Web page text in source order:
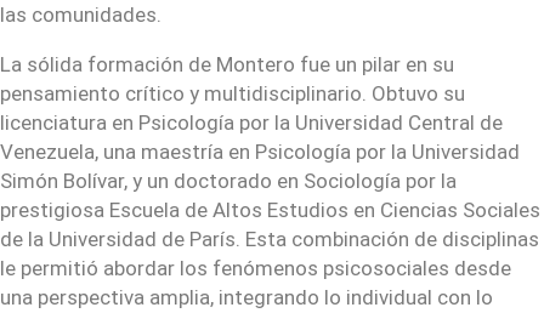
las comunidades.
La sólida formación de Montero fue un pilar en su
pensamiento crítico y multidisciplinario. Obtuvo su
licenciatura en Psicología por la Universidad Central de
Venezuela, una maestría en Psicología por la Universidad
Simón Bolívar, y un doctorado en Sociología por la
prestigiosa Escuela de Altos Estudios en Ciencias Sociales
de la Universidad de París. Esta combinación de disciplinas
le permitió abordar los fenómenos psicosociales desde
una perspectiva amplia, integrando lo individual con lo